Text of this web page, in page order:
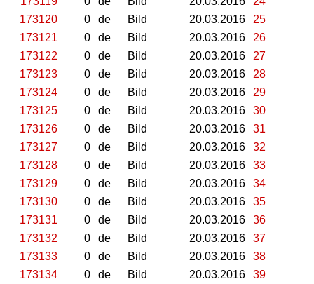
173120
0 de Bild 20.03.2016
25
173121
0 de Bild 20.03.2016
26
173122
0 de Bild 20.03.2016
27
173123
0 de Bild 20.03.2016
28
173124
0 de Bild 20.03.2016
29
173125
0 de Bild 20.03.2016
30
173126
0 de Bild 20.03.2016
31
173127
0 de Bild 20.03.2016
32
173128
0 de Bild 20.03.2016
33
173129
0 de Bild 20.03.2016
34
173130
0 de Bild 20.03.2016
35
173131
0 de Bild 20.03.2016
36
173132
0 de Bild 20.03.2016
37
173133
0 de Bild 20.03.2016
38
173134
0 de Bild 20.03.2016 39